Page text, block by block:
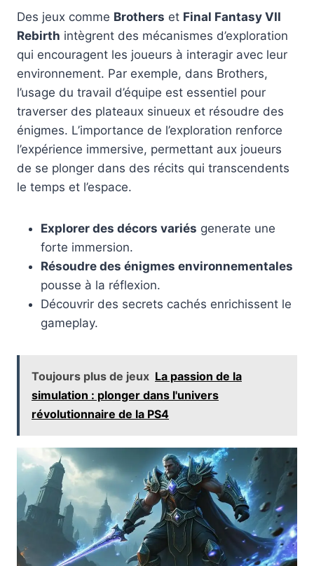
Des jeux comme Brothers et Final Fantasy VII
Rebirth intègrent des mécanismes d’exploration
qui encouragent les joueurs à interagir avec leur
environnement. Par exemple, dans Brothers,
l’usage du travail d’équipe est essentiel pour
traverser des plateaux sinueux et résoudre des
énigmes. L’importance de l’exploration renforce
l’expérience immersive, permettant aux joueurs
de se plonger dans des récits qui transcendents
le temps et l’espace.
Explorer des décors variés generate une
forte immersion.
Résoudre des énigmes environnementales
pousse à la réflexion.
Découvrir des secrets cachés enrichissent le
gameplay.
Toujours plus de jeux La passion de la
simulation : plonger dans l'univers
révolutionnaire de la PS4